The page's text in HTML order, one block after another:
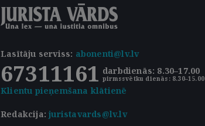
Lasītāju serviss: abonenti@lv.lv
67311161 darbdienās: 8.30–17.00
pirmssvētku dienās: 8.30–15.00
Klientu pieņemšana klātienē
Redakcija:juristavards@lv.lv